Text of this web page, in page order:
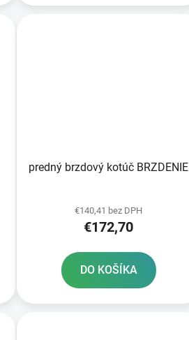
predný brzdový kotúč BRZDENIE
€140,41 bez DPH
€172,70
DO KOŠÍKA